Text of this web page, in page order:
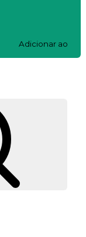
Adicionar ao